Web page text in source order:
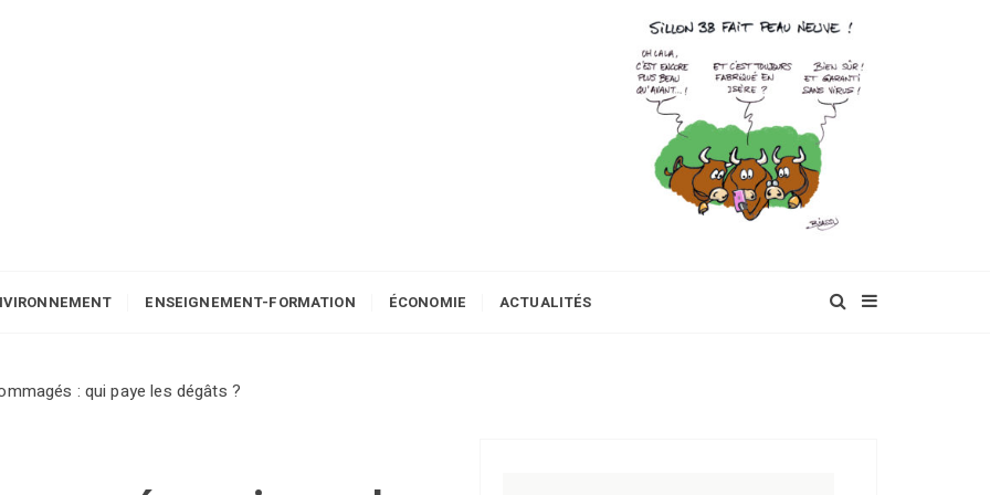
ENSEIGNEMENT-FORMATION ÉCONOMIE ACTUALITÉS
: qui paye les dégâts ?